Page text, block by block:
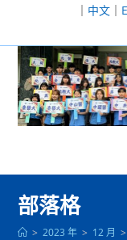
至
｜ 中文｜
部落格
> 2023 年 > 12 月 >